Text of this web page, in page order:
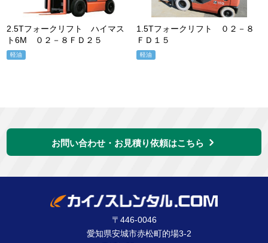
2.5Tフォークリフト ハイマス
ト6M ０２－８ＦＤ２５
軽油
1.5Tフォークリフト ０２－８
ＦＤ１５
軽油
お問い合わせ・お見積り依頼はこちら
〒446-0046
愛知県安城市赤松町的場3-2